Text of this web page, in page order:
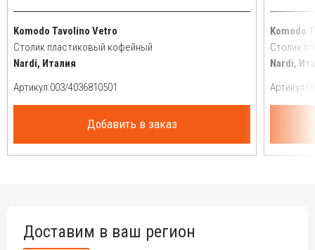
Komodo Tavolino Vetro
Столик пластиковый кофейный
Nardi, Италия
Артикул:
Добавить в заказ
Komodo
Столик
Nardi,
Артикул:
Доставим в ваш регион